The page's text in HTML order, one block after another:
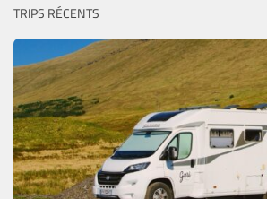
TRIPS RÉCENTS